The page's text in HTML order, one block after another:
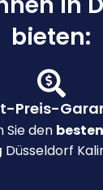
bieten:
Preis-
Sie den
Düsseldorf